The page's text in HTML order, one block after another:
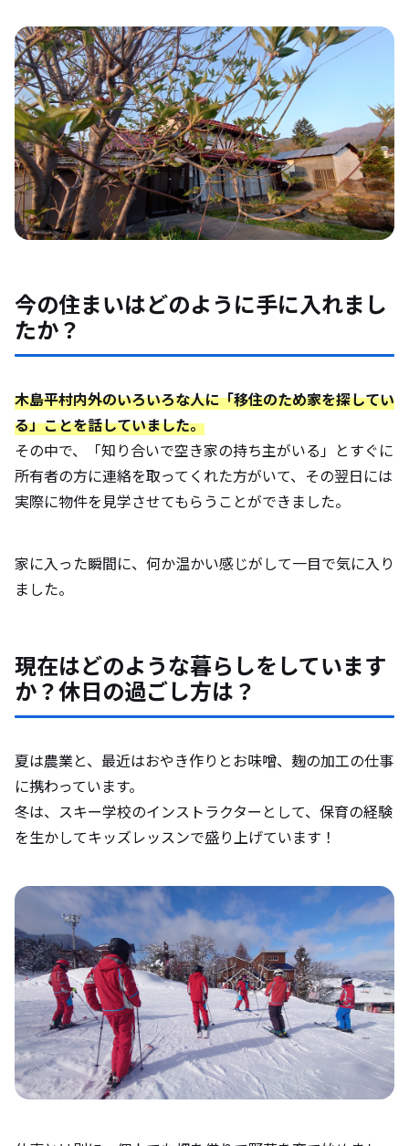
今の住まいはどのように手に入れまし
たか？
木島平村内外のいろいろな人に「移住のため家を探してい
る」ことを話していました。
その中で、「知り合いで空き家の持ち主がいる」とすぐに
所有者の方に連絡を取ってくれた方がいて、その翌日には
実際に物件を見学させてもらうことができました。
家に入った瞬間に、何か温かい感じがして一目で気に入り
ました。
現在はどのような暮らしをしています
か？休日の過ごし方は？
夏は農業と、最近はおやき作りとお味噌、麹の加工の仕事
に携わっています。
冬は、スキー学校のインストラクターとして、保育の経験
を生かしてキッズレッスンで盛り上げています！